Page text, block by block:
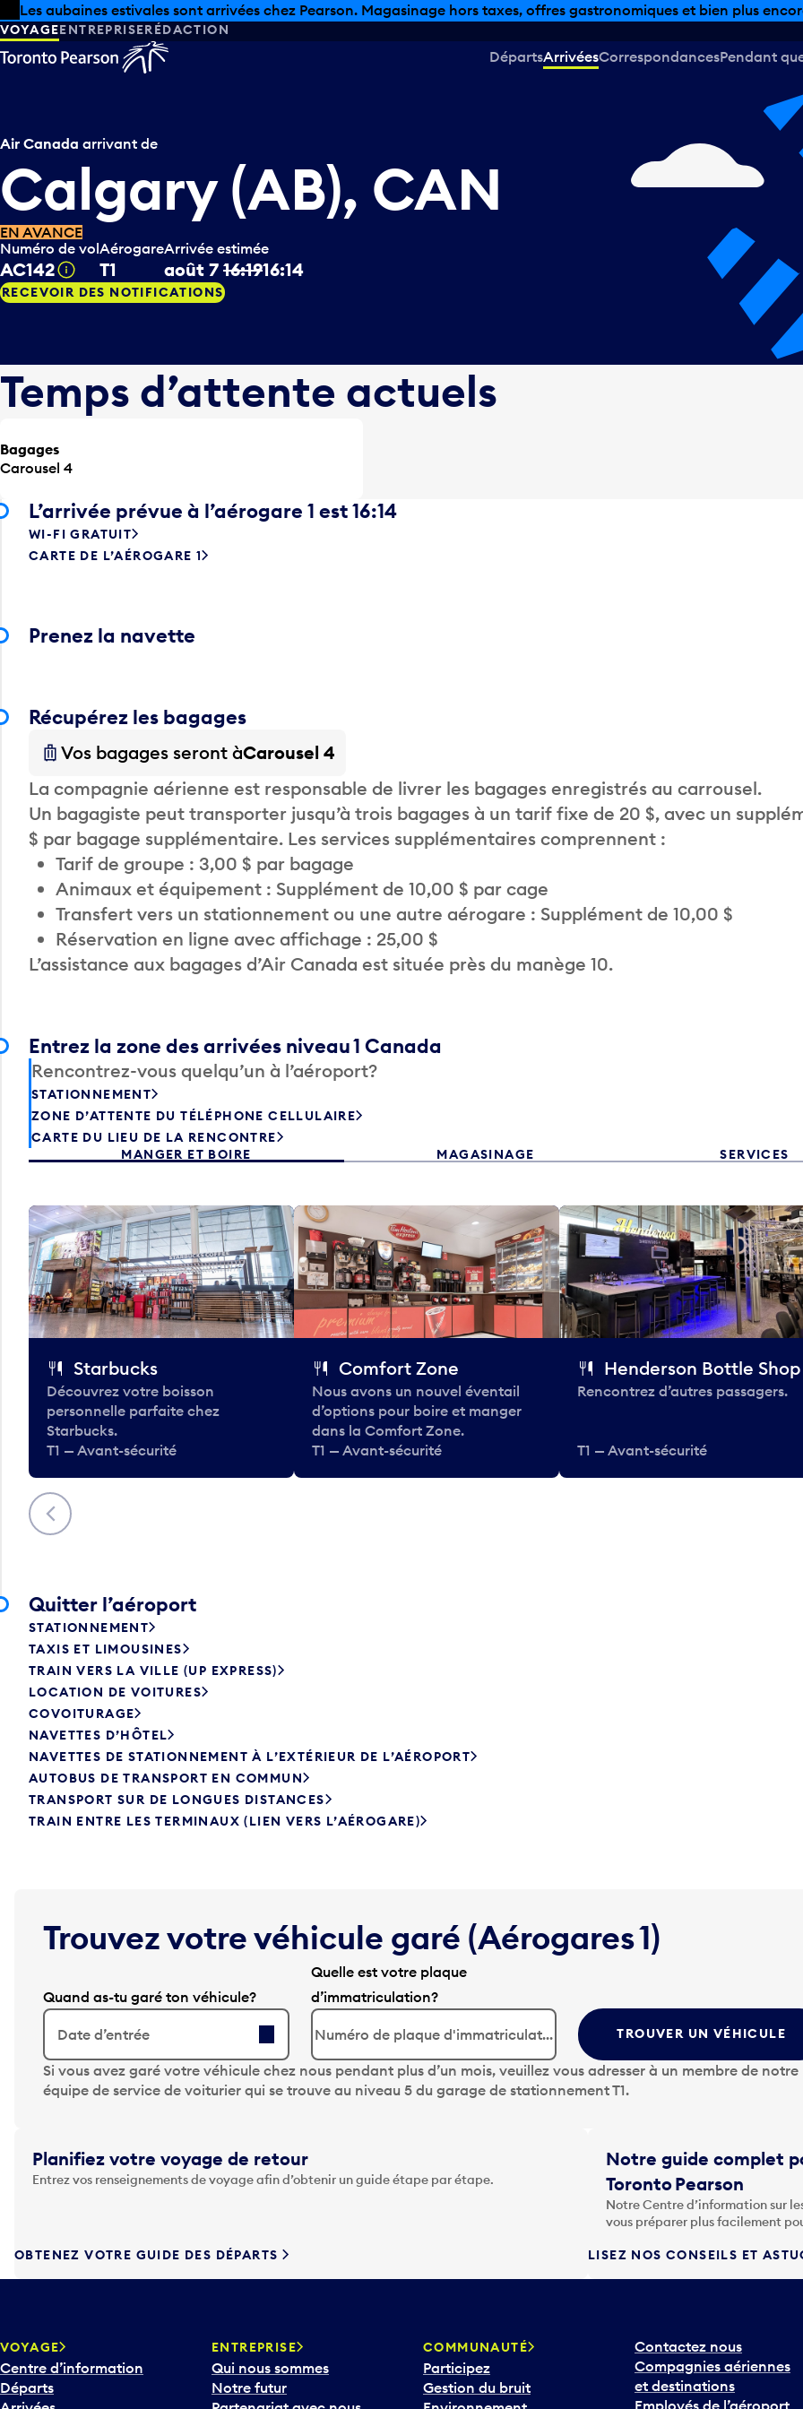
Skip to offers
Passer au contenu principal
Les aubaines estivales sont arrivées chez Pearson. Magasinage hors taxes, offres gastronomiques et bien plus
VOYAGEENTREPRISERÉDACTION
DépartsArrivéesCorrespondancesPendant
Air Canada arrivant de
Calgary (AB), CAN
EN AVANCE
Numéro de vol
AC142 Infobulle
Aérogare
T1
Arrivée estimée
août 7 16:1916:14
RECEVOIR DES NOTIFICATIONS
Temps d’attente actuels
Bagages
Carousel 4
L’arrivée prévue à l’aérogare 1 est 16:14
WI-FI GRATUIT
CARTE DE L’AÉROGARE 1
Prenez la navette
Récupérez les bagages
Vos bagages seront àCarousel 4
La compagnie aérienne est responsable de livrer les bagages enregistrés au carrousel.
Un bagagiste peut transporter jusqu’à trois bagages à un tarif fixe de 20 $, avec un
$ par bagage supplémentaire. Les services supplémentaires comprennent :
Tarif de groupe : 3,00 $ par bagage
Animaux et équipement : Supplément de 10,00 $ par cage
Transfert vers un stationnement ou une autre aérogare : Supplément de 10,00 $
Réservation en ligne avec affichage : 25,00 $
L’assistance aux bagages d’Air Canada est située près du manège 10.
Entrez la zone des arrivées niveau 1 Canada
Rencontrez-vous quelqu’un à l’aéroport?
STATIONNEMENT
ZONE D’ATTENTE DU TÉLÉPHONE CELLULAIRE
CARTE DU LIEU DE LA RENCONTRE
MANGER ET BOIRE
MAGASINAGE SERVICES
Précédent
Starbucks
Découvrez votre boisson
personnelle parfaite chez
Starbucks.
T1 — Avant-sécurité
Comfort Zone
Nous avons un nouvel éventail
d’options pour boire et manger
dans la Comfort Zone.
T1 — Avant-sécurité
Henderson Bottle Shop
Rencontrez d’autres passagers.
T1 — Avant-sécurité
Quitter l’aéroport
STATIONNEMENT
TAXIS ET LIMOUSINES
TRAIN VERS LA VILLE (UP EXPRESS)
LOCATION DE VOITURES
COVOITURAGE
NAVETTES D’HÔTEL
NAVETTES DE STATIONNEMENT À L’EXTÉRIEUR DE L’AÉROPORT
AUTOBUS DE TRANSPORT EN COMMUN
TRANSPORT SUR DE LONGUES DISTANCES
TRAIN ENTRE LES TERMINAUX (LIEN VERS L’AÉROGARE)
Trouvez votre véhicule garé (Aérogares 1)
Quand as-tu garé ton véhicule?
Date d’entrée
A
p
y
e
z
r
u
c
h
e
Quelle est votre plaque
d’immatriculation?
TROUVER UN VÉHICULE
Si vous avez garé votre véhicule chez nous pendant plus d’un mois, veuillez vous adresser à un membre de notre
équipe de service de voiturier qui se trouve au niveau 5 du garage de stationnement T1.
Planifiez votre voyage de retour
Entrez vos renseignements de voyage afin d’obtenir un guide étape par étape.
OBTENEZ VOTRE GUIDE DES DÉPARTS
Notre guide complet
Toronto Pearson
Notre Centre d’information sur
vous préparer plus facilement
LISEZ NOS CONSEILS ET
VOYAGE
Centre d’information
Départs
ENTREPRISE
Qui nous sommes
Notre futur
COMMUNAUTÉ
Participez
Gestion du bruit
Contactez nous
Compagnies aériennes
et destinations
Employés de l’aéroport